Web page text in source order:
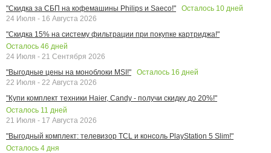
"Скидка за СБП на кофемашины Philips и Saeco!"
Осталось 10 дней
24 Июля - 16 Августа 2026
"Скидка 15% на систему фильтрации при покупке картриджа!"
Осталось 46 дней
24 Июля - 21 Сентября 2026
"Выгодные цены на моноблоки MSI!"
Осталось 16 дней
22 Июля - 22 Августа 2026
"Купи комплект техники Haier, Candy - получи скидку до 20%!"
Осталось 11 дней
21 Июля - 17 Августа 2026
"Выгодный комплект: телевизор TCL и консоль PlayStation 5 Slim!"
Осталось 4 дня